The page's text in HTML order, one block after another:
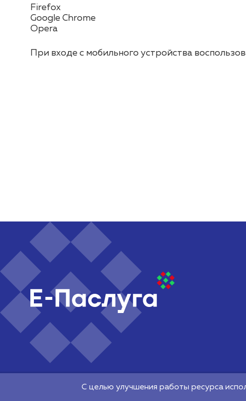
Firefox
Google Chrome
Opera
При входе с мобильного устройства
электронных услуг" 220140, г. Минск, Притыцкого, 64
С целью улучшения работы ресурса